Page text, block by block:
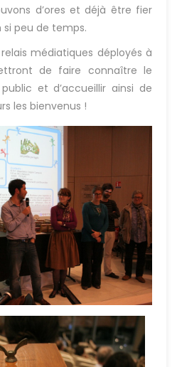
d’ores et déjà être fier
peu de temps.
médiatiques déployés à
de faire connaître le
et d’accueillir ainsi de
les bienvenus !